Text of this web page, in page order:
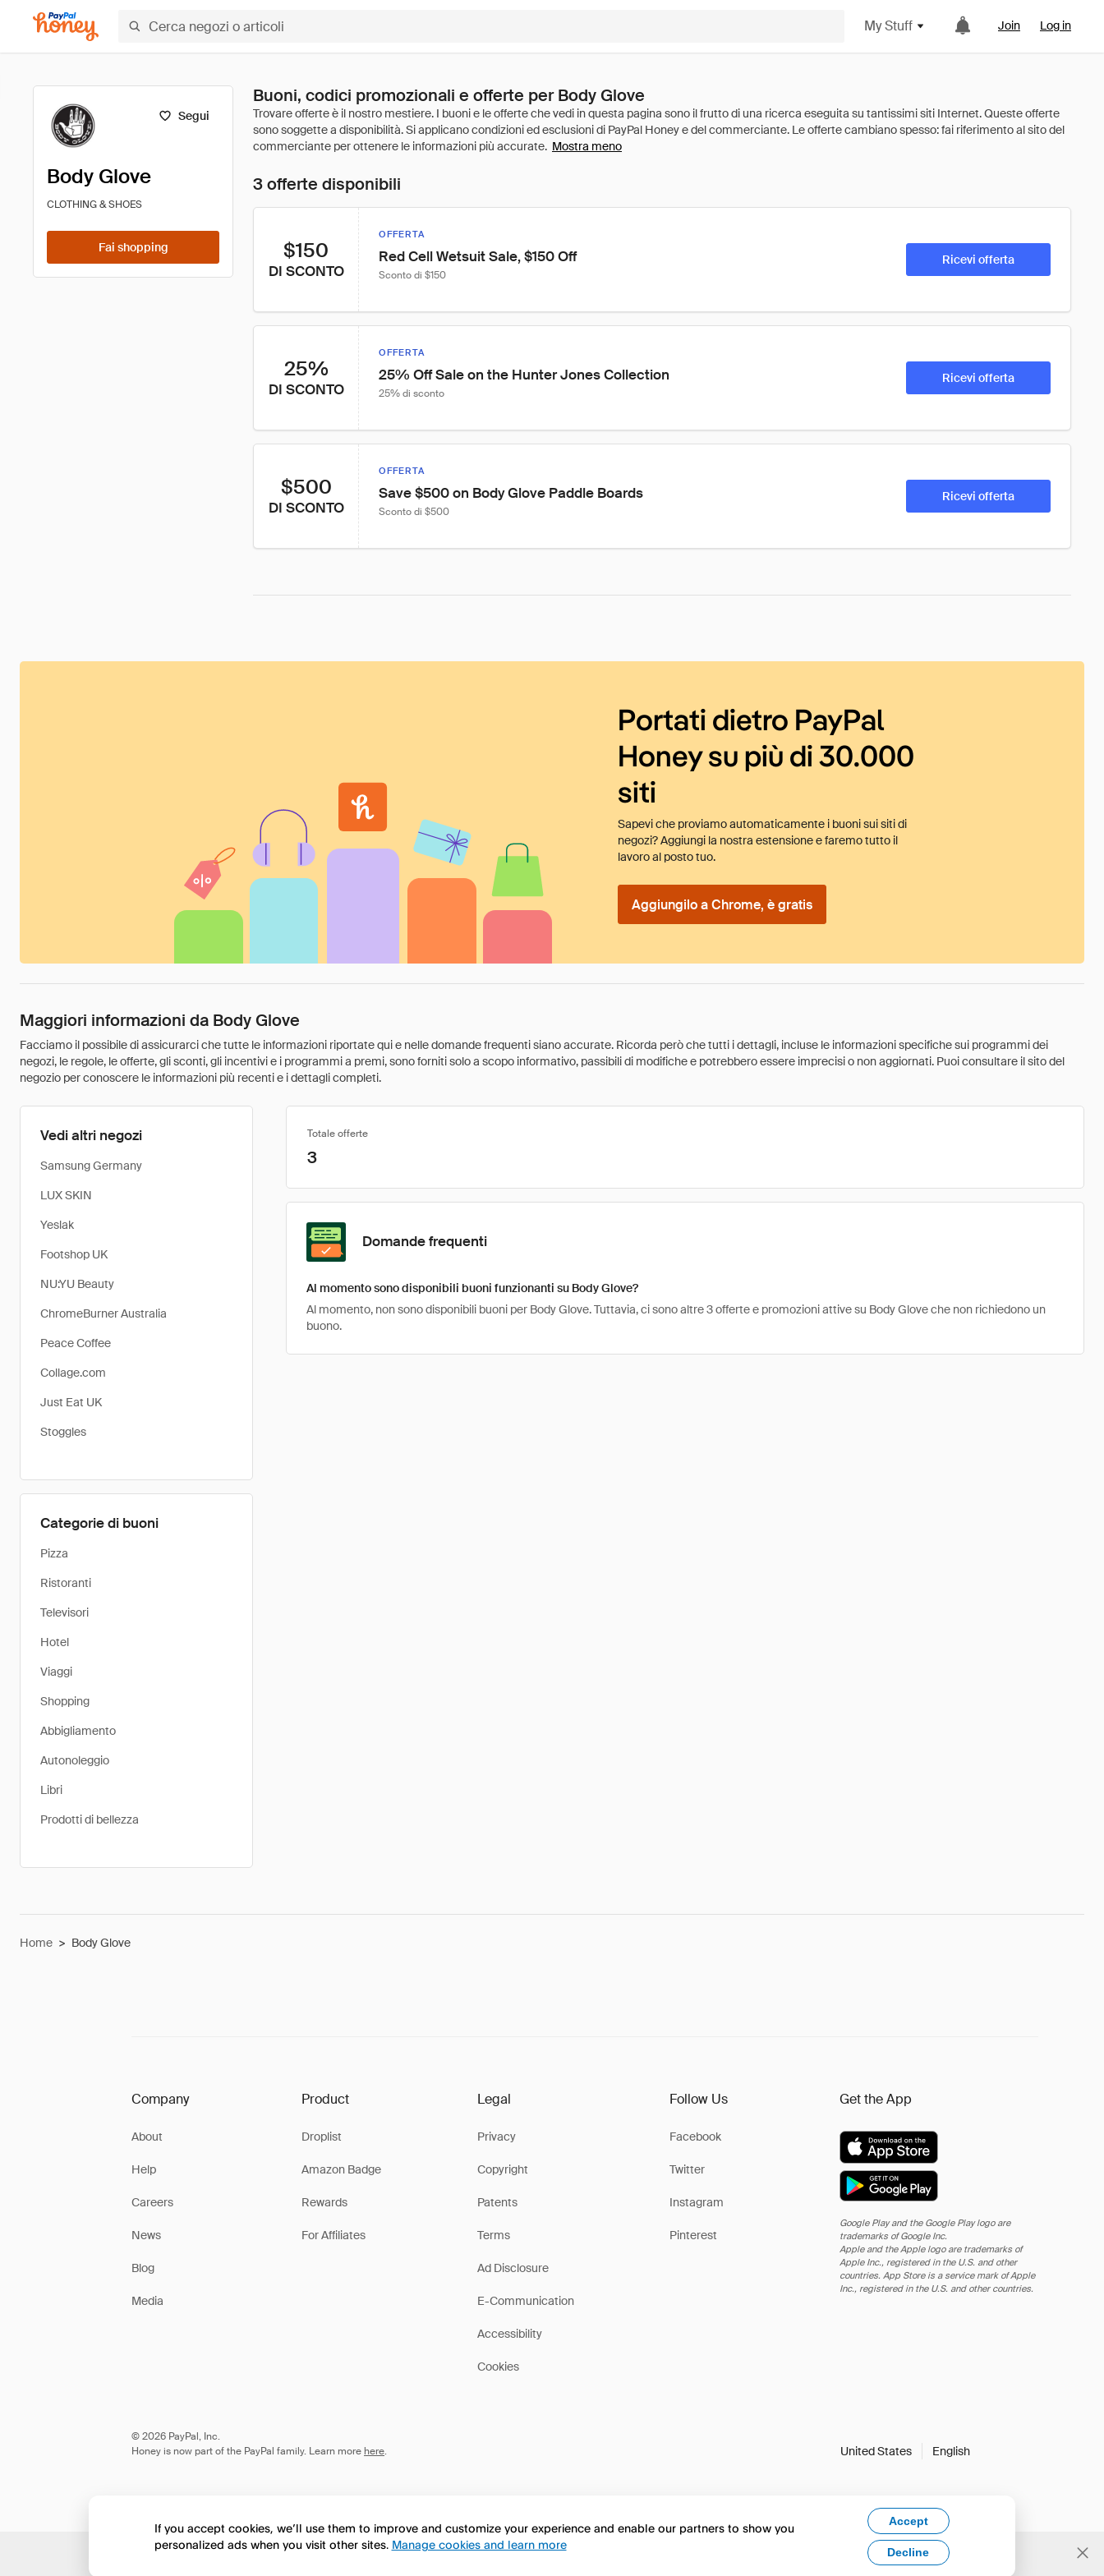
My Stuff Join Log in
Segui
Body Glove
CLOTHING & SHOES
Fai shopping
Buoni, codici promozionali e offerte per Body Glove
Mostra meno
3 offerte disponibili
$150
DI SCONTO
OFFERTA
Red Cell Wetsuit Sale, $150 Off
Sconto di $150
Ricevi offerta
25%
DI SCONTO
OFFERTA
25% Off Sale on the Hunter Jones Collection
25% di sconto
Ricevi offerta
$500
DI SCONTO
OFFERTA
Save $500 on Body Glove Paddle Boards
Sconto di $500
Ricevi offerta
Portati dietro PayPal
Honey su più di 30.000
siti
Sapevi che proviamo automaticamente i buoni sui siti di
negozi? Aggiungi la nostra estensione e faremo tutto il
lavoro al posto tuo.
Aggiungilo a Chrome, è gratis
Maggiori informazioni da Body Glove
Facciamo il possibile di assicurarci che tutte le informazioni riportate qui e nelle domande frequenti siano accurate. Ricorda però che tutti i dettagli, incluse le informazioni specifiche sui programmi dei
negozi, le regole, le offerte, gli sconti, gli incentivi e i programmi a premi, sono forniti solo a scopo informativo, passibili di modifiche e potrebbero essere imprecisi o non aggiornati. Puoi consultare il sito del
negozio per conoscere le informazioni più recenti e i dettagli completi.
Vedi altri negozi
Samsung Germany
LUX SKIN
Yeslak
Footshop UK
NU:YU Beauty
ChromeBurner Australia
Peace Coffee
Collage.com
Just Eat UK
Stoggles
Categorie di buoni
Pizza
Ristoranti
Televisori
Hotel
Viaggi
Shopping
Abbigliamento
Autonoleggio
Libri
Prodotti di bellezza
Totale offerte
3
Domande frequenti
Al momento sono disponibili buoni funzionanti su Body Glove?
Al momento, non sono disponibili buoni per Body Glove. Tuttavia, ci sono altre 3 offerte e promozioni attive su Body Glove che non richiedono un
buono.
Home > Body Glove
Company
About
Help
Careers
News
Blog
Media
Product
Droplist
Amazon Badge
Rewards
For Affiliates
Legal
Privacy
Copyright
Patents
Terms
Ad Disclosure
E-Communication
Accessibility
Cookies
Follow Us
Facebook
Twitter
Instagram
Pinterest
Get the App
Google Play and the Google Play logo are
trademarks of Google Inc.
Apple and the Apple logo are trademarks of
Apple Inc., registered in the U.S. and other
countries. App Store is a service mark of Apple
Inc., registered in the U.S. and other countries.
© 2026 PayPal, Inc.
Honey is now part of the PayPal family. Learn more here. United States English
If you accept cookies, we’ll use them to improve and customize your experience and enable our partners to show you
personalized ads when you visit other sites. Manage cookies and learn more
Accept
Decline